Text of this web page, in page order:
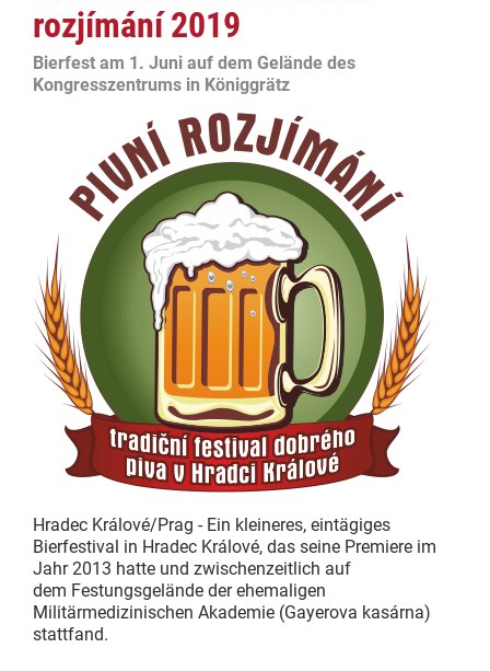
rozjímání 2019
Bierfest am 1. Juni auf dem Gelände des
Kongresszentrums in Königgrätz
Hradec Králové/Prag - Ein kleineres, eintägiges
Bierfestival in Hradec Králové, das seine Premiere im
Jahr 2013 hatte und zwischenzeitlich auf
dem Festungsgelände der ehemaligen
Militärmedizinischen Akademie (Gayerova kasárna)
stattfand.